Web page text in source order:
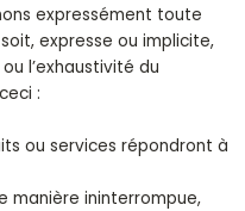
expressément toute
expresse ou implicite,
l’exhaustivité du
:
ou services répondront à
manière ininterrompue,